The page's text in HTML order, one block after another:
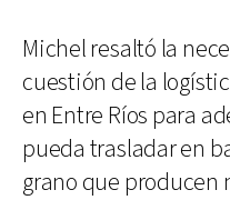
Michel resaltó la
cuestión de la
en Entre Ríos para
pueda trasladar en
grano que producen